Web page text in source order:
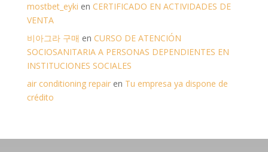
mostbet_eyki en CERTIFICADO EN ACTIVIDADES DE
VENTA
비아그라 구매 en CURSO DE ATENCIÓN
SOCIOSANITARIA A PERSONAS DEPENDIENTES EN
INSTITUCIONES SOCIALES
air conditioning repairen Tu empresa ya dispone de
crédito